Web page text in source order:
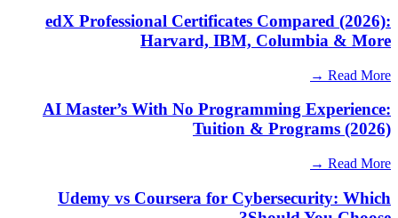
edX Professional Certificates Compared (2026):
Harvard, IBM, Columbia & More
Read More →
AI Master’s With No Programming Experience:
Tuition & Programs (2026)
Read More →
Udemy vs Coursera for Cybersecurity: Which